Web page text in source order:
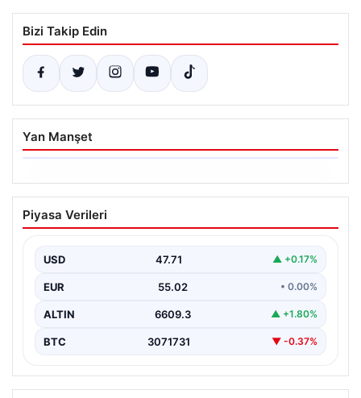
Bizi Takip Edin
Yan Manşet
Dumanlar ilçeyi kapladı: Bursa’da
tamirhanede yangın
Piyasa Verileri
USD 47.71 ▲ +0.17%
EUR 55.02 • 0.00%
ALTIN 6609.3 ▲ +1.80%
BTC 3071731 ▼ -0.37%